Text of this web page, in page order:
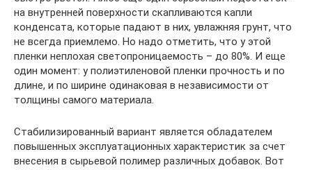
на внутренней поверхности скапливаются капли
конденсата, которые падают в них, увлажняя грунт, что
не всегда приемлемо. Но надо отметить, что у этой
пленки неплохая светопроницаемость – до 80%. И еще
один момент: у полиэтиленовой пленки прочность и по
длине, и по ширине одинаковая в независимости от
толщины самого материала.
Стабилизированный вариант является обладателем
повышенных эксплуатационных характеристик за счет
внесения в сырьевой полимер различных добавок. Вот